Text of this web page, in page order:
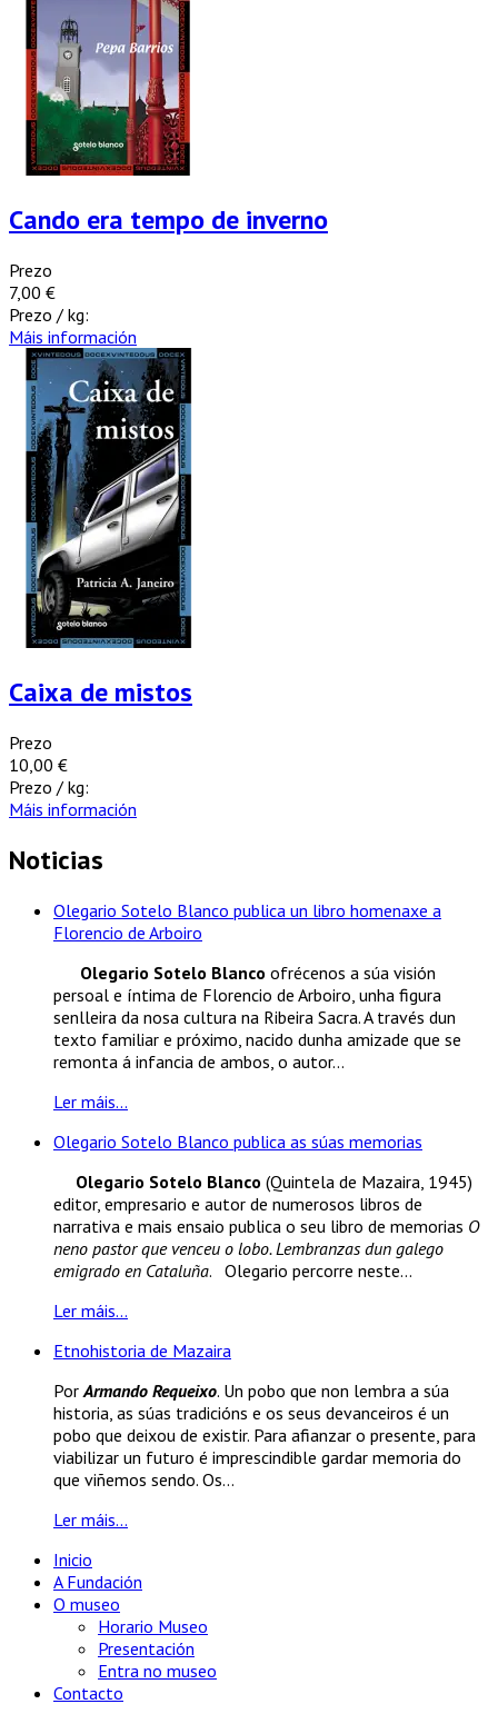
Cando era tempo de inverno
Prezo
7,00 €
Prezo / kg:
Máis información
Caixa de mistos
Prezo
10,00 €
Prezo / kg:
Máis información
Noticias
Olegario Sotelo Blanco publica un libro homenaxe a
Florencio de Arboiro
Olegario Sotelo Blanco ofrécenos a súa visión
persoal e íntima de Florencio de Arboiro, unha figura
senlleira da nosa cultura na Ribeira Sacra. A través dun
texto familiar e próximo, nacido dunha amizade que se
remonta á infancia de ambos, o autor...
Ler máis...
Olegario Sotelo Blanco publica as súas memorias
Olegario Sotelo Blanco (Quintela de Mazaira, 1945)
editor, empresario e autor de numerosos libros de
narrativa e mais ensaio publica o seu libro de memorias O
neno pastor que venceu o lobo. Lembranzas dun galego
emigrado en Cataluña. Olegario percorre neste...
Ler máis...
Etnohistoria de Mazaira
Por Armando Requeixo. Un pobo que non lembra a súa
historia, as súas tradicións e os seus devanceiros é un
pobo que deixou de existir. Para afianzar o presente, para
viabilizar un futuro é imprescindible gardar memoria do
que viñemos sendo. Os...
Ler máis...
Inicio
A Fundación
O museo
Horario Museo
Presentación
Entra no museo
Contacto